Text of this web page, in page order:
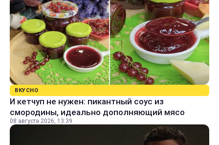
ВКУСНО
И кетчуп не нужен: пикантный соус из
смородины, идеально дополняющий мясо
08 августа 2026, 13:39